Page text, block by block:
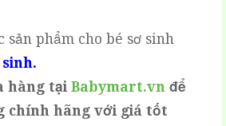
sản phẩm cho bé sơ sinh
sinh.
hàng tại Babymart.vn để
chính hãng với giá tốt